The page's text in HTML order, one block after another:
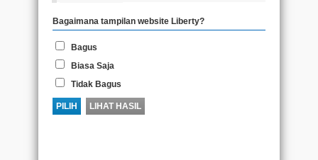
Bagaimana tampilan website Liberty?
Bagus
Biasa Saja
Tidak Bagus